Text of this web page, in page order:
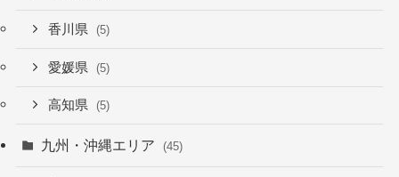
香川県 (5)
愛媛県 (5)
高知県 (5)
九州・沖縄エリア (45)